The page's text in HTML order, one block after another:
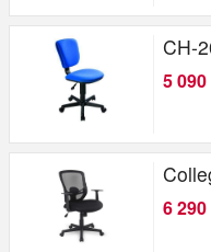
CH-
5 090
6 290